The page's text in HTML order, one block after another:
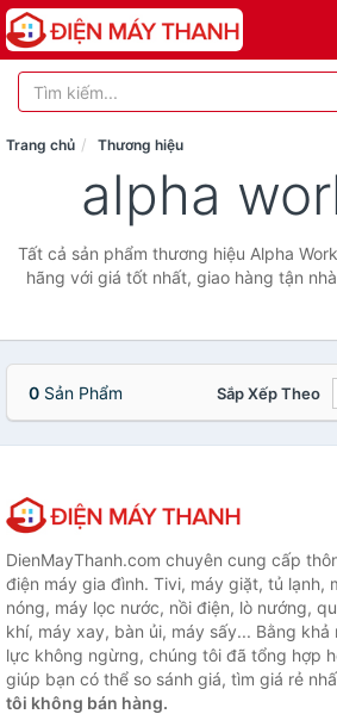
Trang chủ Thương hiệu
alpha
Tất cả sản phẩm thương hiệu Alpha
hãng với giá tốt nhất, giao hàng tận
0 Sản Phẩm Sắp Xếp Theo
DienMayThanh.com chuyên cung cấp
điện máy gia đình. Tivi, máy giặt, tủ lạnh,
nóng, máy lọc nước, nồi điện, lò nướng,
khí, máy xay, bàn ủi, máy sấy... Bằng
lực không ngừng, chúng tôi đã tổng hợp
giúp bạn có thể so sánh giá, tìm giá rẻ
tôi không bán hàng.